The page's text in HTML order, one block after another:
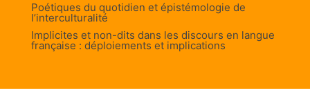
Poétiques du quotidien et épistémologie de
l’interculturalité
Implicites et non-dits dans les discours en langue
française : déploiements et implications